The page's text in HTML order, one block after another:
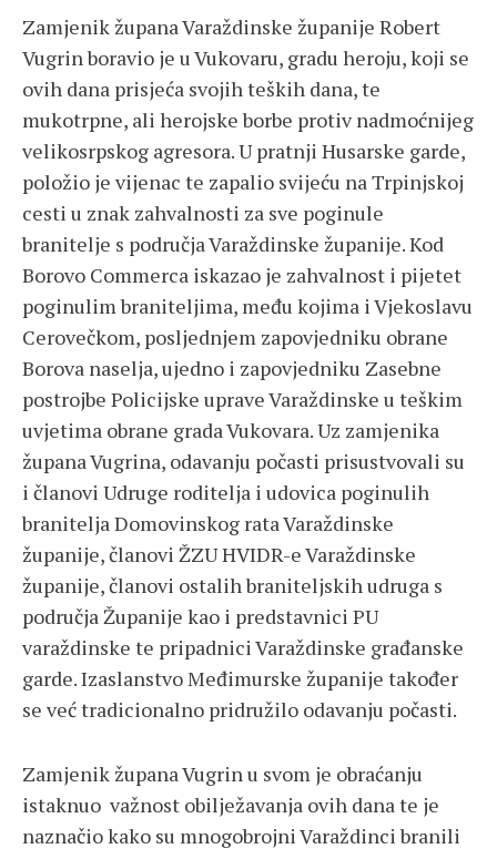
Zamjenik župana Varaždinske županije Robert
Vugrin boravio je u Vukovaru, gradu heroju, koji se
ovih dana prisjeća svojih teških dana, te
mukotrpne, ali herojske borbe protiv nadmoćnijeg
velikosrpskog agresora. U pratnji Husarske garde,
položio je vijenac te zapalio svijeću na Trpinjskoj
cesti u znak zahvalnosti za sve poginule
branitelje s područja Varaždinske županije. Kod
Borovo Commerca iskazao je zahvalnost i pijetet
poginulim braniteljima, među kojima i Vjekoslavu
Cerovečkom, posljednjem zapovjedniku obrane
Borova naselja, ujedno i zapovjedniku Zasebne
postrojbe Policijske uprave Varaždinske u teškim
uvjetima obrane grada Vukovara. Uz zamjenika
župana Vugrina, odavanju počasti prisustvovali su
i članovi Udruge roditelja i udovica poginulih
branitelja Domovinskog rata Varaždinske
županije, članovi ŽZU HVIDR-e Varaždinske
županije, članovi ostalih braniteljskih udruga s
područja Županije kao i predstavnici PU
varaždinske te pripadnici Varaždinske građanske
garde. Izaslanstvo Međimurske županije također
se već tradicionalno pridružilo odavanju počasti.
Zamjenik župana Vugrin u svom je obraćanju
istaknuo važnost obilježavanja ovih dana te je
naznačio kako su mnogobrojni Varaždinci branili